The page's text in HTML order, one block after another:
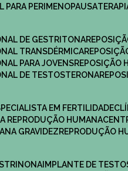
PARA PERIMENOPAUSA
DE GESTRITONA
TRANSDÉRMICA
PARA JOVENS
DE TESTOSTERONA
EM FERTILIDADE
REPRODUÇÃO HUMANA
GRAVIDEZ
REPRODUÇÃO
IMPLANTE DE